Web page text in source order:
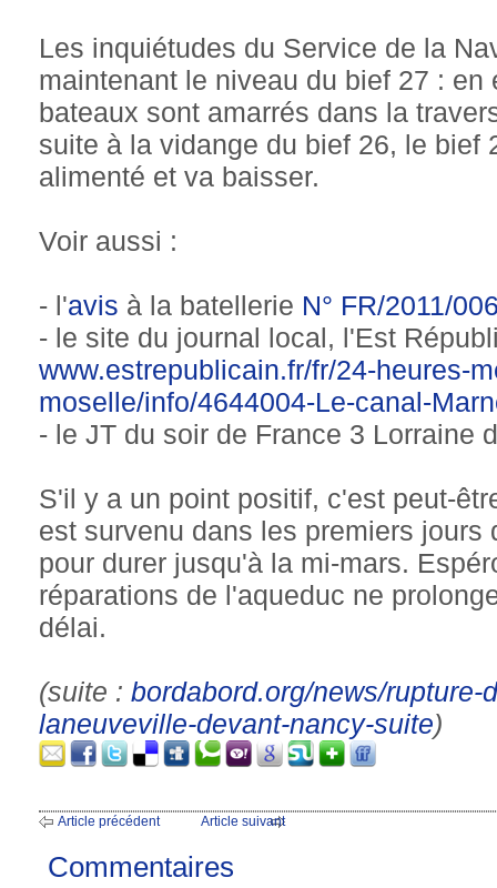
Les inquiétudes du Service de la
maintenant le niveau du bief 27 : en
bateaux sont amarrés dans la
suite à la vidange du bief 26, le bief
alimenté et va baisser.
Voir aussi :
- l'avis à la batellerie N° FR/2011/
- le site du journal local, l'Est
www.estrepublicain.fr/fr/24-heures-
moselle/info/4644004-Le-canal-
- le JT du soir de France 3 Lorraine
S'il y a un point positif, c'est peut-
est survenu dans les premiers jours
pour durer jusqu'à la mi-mars.
réparations de l'aqueduc ne
délai.
(suite : bordabord.org/news/rupture-
laneuveville-devant-nancy-suite)
Article précédent Article suivant
Commentaires